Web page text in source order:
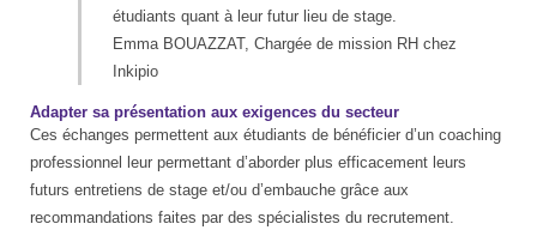
étudiants quant à leur futur lieu de stage.
Emma BOUAZZAT, Chargée de mission RH chez
Inkipio
Adapter sa présentation aux exigences du secteur
Ces échanges permettent aux étudiants de bénéficier d’un coaching
professionnel leur permettant d’aborder plus efficacement leurs
futurs entretiens de stage et/ou d’embauche grâce aux
recommandations faites par des spécialistes du recrutement.